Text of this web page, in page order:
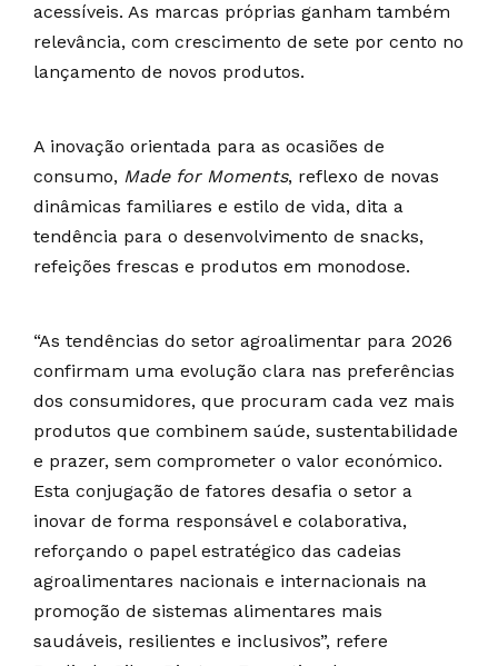
acessíveis. As marcas próprias ganham também
relevância, com crescimento de sete por cento no
lançamento de novos produtos.
A inovação orientada para as ocasiões de
consumo, Made for Moments, reflexo de novas
dinâmicas familiares e estilo de vida, dita a
tendência para o desenvolvimento de snacks,
refeições frescas e produtos em monodose.
“As tendências do setor agroalimentar para 2026
confirmam uma evolução clara nas preferências
dos consumidores, que procuram cada vez mais
produtos que combinem saúde, sustentabilidade
e prazer, sem comprometer o valor económico.
Esta conjugação de fatores desafia o setor a
inovar de forma responsável e colaborativa,
reforçando o papel estratégico das cadeias
agroalimentares nacionais e internacionais na
promoção de sistemas alimentares mais
saudáveis, resilientes e inclusivos”, refere